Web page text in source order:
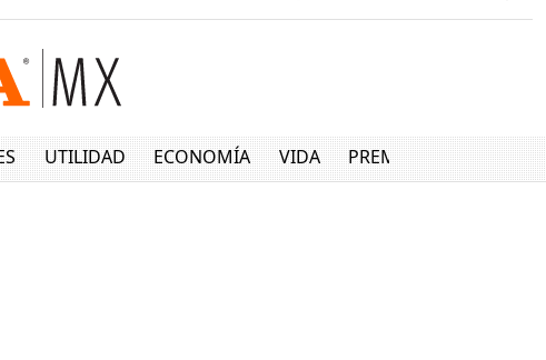
UTILIDAD ECONOMÍA VIDA PREMIUM